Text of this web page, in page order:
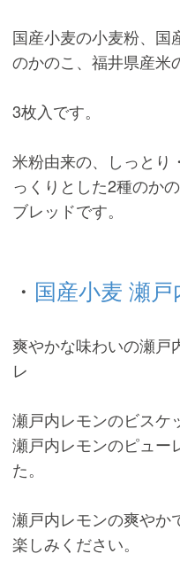
国産小麦の小麦粉、国
のかのこ、福井県産米
3枚入です。
米粉由来の、しっとり
っくりとした2種のか
ブレッドです。
・ 国産小麦 瀬
爽やかな味わいの瀬戸
レ
瀬戸内レモンのビスケ
瀬戸内レモンのピュー
た。
瀬戸内レモンの爽やか
楽しみください。